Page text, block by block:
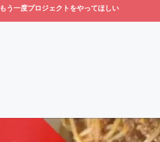
もう一度プロジェクトをやってほしい